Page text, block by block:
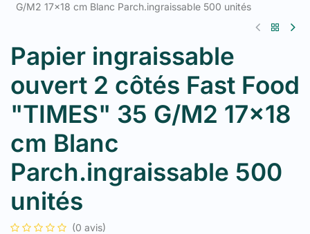
G/M2 17x18 cm Blanc Parch.ingraissable 500 unités
Papier ingraissable
ouvert 2 côtés Fast Food
"TIMES" 35 G/M2 17x18
cm Blanc
Parch.ingraissable 500
unités
(0 avis)